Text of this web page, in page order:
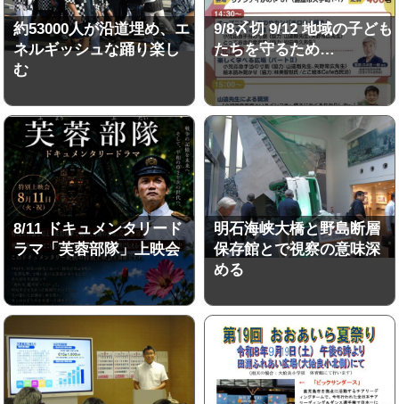
約53000人が沿道埋め、エ
ネルギッシュな踊り楽し
む
9/8〆切 9/12 地域の子ども
たちを守るため…
8/11 ドキュメンタリード
ラマ「芙蓉部隊」上映会
明石海峡大橋と野島断層
保存館とで視察の意味深
める